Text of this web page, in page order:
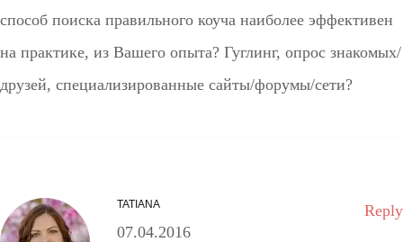
способ поиска правильного коуча наиболее эффективен
на практике, из Вашего опыта? Гуглинг, опрос знакомых/
друзей, специализированные сайты/форумы/сети?
TATIANA
07.04.2016
Reply